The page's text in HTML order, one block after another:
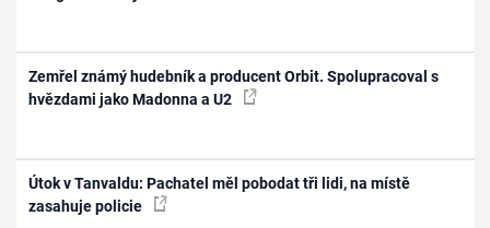
Zemřel známý hudebník a producent Orbit. Spolupracoval s
hvězdami jako Madonna a U2
Útok v Tanvaldu: Pachatel měl pobodat tři lidi, na místě
zasahuje policie